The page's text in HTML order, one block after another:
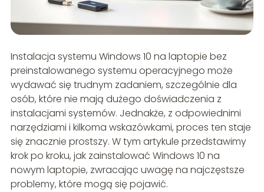
Instalacja systemu Windows 10 na laptopie bez
preinstalowanego systemu operacyjnego może
wydawać się trudnym zadaniem, szczególnie dla
osób, które nie mają dużego doświadczenia z
instalacjami systemów. Jednakże, z odpowiednimi
narzędziami i kilkoma wskazówkami, proces ten staje
się znacznie prostszy. W tym artykule przedstawimy
krok po kroku, jak zainstalować Windows 10 na
nowym laptopie, zwracając uwagę na najczęstsze
problemy, które mogą się pojawić.